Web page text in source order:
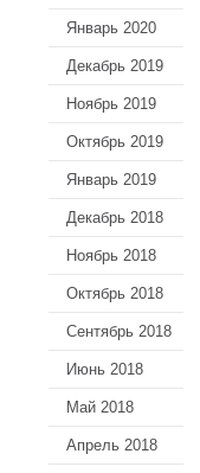
Январь 2020
Декабрь 2019
Ноябрь 2019
Октябрь 2019
Январь 2019
Декабрь 2018
Ноябрь 2018
Октябрь 2018
Сентябрь 2018
Июнь 2018
Май 2018
Апрель 2018